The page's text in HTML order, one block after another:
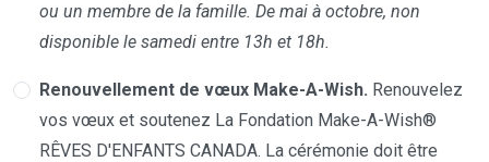
ou un membre de la famille. De mai à octobre, non
disponible le samedi entre 13h et 18h.
Renouvellement de vœux Make-A-Wish. Renouvelez
vos vœux et soutenez La Fondation Make-A-Wish®
RÊVES D'ENFANTS CANADA. La cérémonie doit être